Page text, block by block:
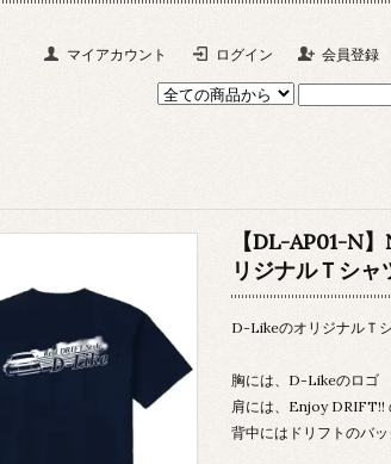
マイアカウント ログイン 会員登録
【DL-AP01-N
リジナルＴシャ
D-LikeのオリジナルＴ
胸には、D-Likeのロゴ
肩には、Enjoy DRIFT!!
背中にはドリフトのバッ